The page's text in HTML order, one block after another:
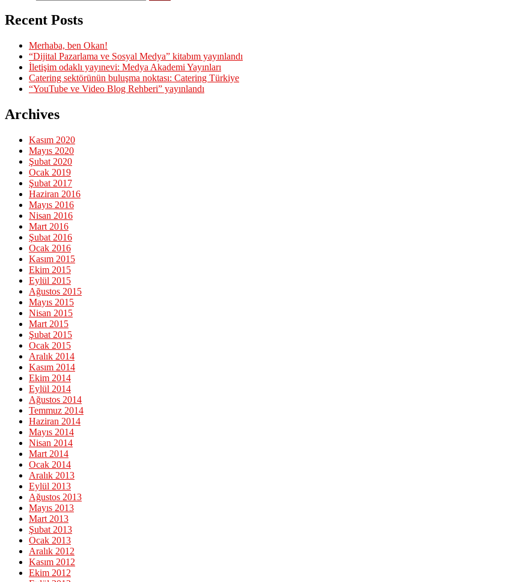
Recent Posts
Merhaba, ben Okan!
“Dijital Pazarlama ve Sosyal Medya” kitabım yayınlandı
İletişim odaklı yayınevi: Medya Akademi Yayınları
Catering sektörünün buluşma noktası: Catering Türkiye
“YouTube ve Video Blog Rehberi” yayınlandı
Archives
Kasım 2020
Mayıs 2020
Şubat 2020
Ocak 2019
Şubat 2017
Haziran 2016
Mayıs 2016
Nisan 2016
Mart 2016
Şubat 2016
Ocak 2016
Kasım 2015
Ekim 2015
Eylül 2015
Ağustos 2015
Mayıs 2015
Nisan 2015
Mart 2015
Şubat 2015
Ocak 2015
Aralık 2014
Kasım 2014
Ekim 2014
Eylül 2014
Ağustos 2014
Temmuz 2014
Haziran 2014
Mayıs 2014
Nisan 2014
Mart 2014
Ocak 2014
Aralık 2013
Eylül 2013
Ağustos 2013
Mayıs 2013
Mart 2013
Şubat 2013
Ocak 2013
Aralık 2012
Kasım 2012
Ekim 2012